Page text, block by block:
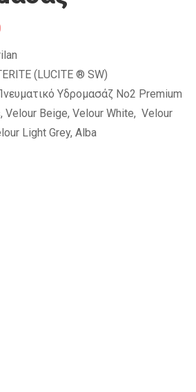
(LUCITE ® SW)
Υδρομασάζ Νo2 Premium
Velour Beige, Velour White, Velour
Light Grey, Alba